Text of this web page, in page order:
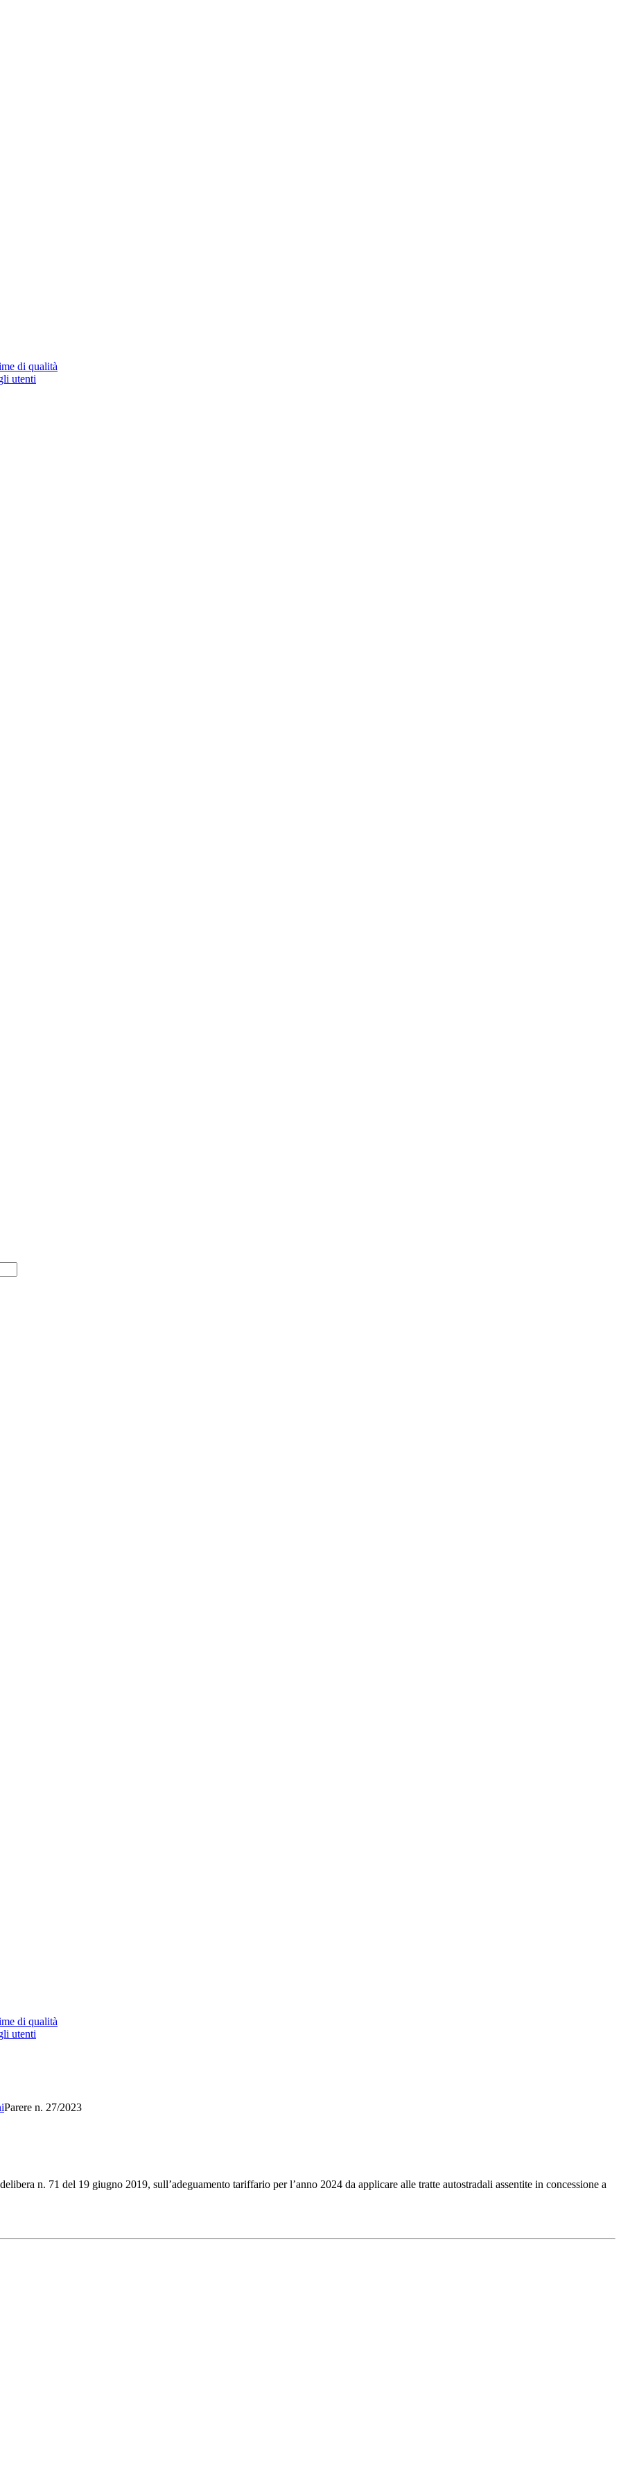
di qualità
utenti
di qualità
utenti
Parere n. 27/2023
n. 71 del 19 giugno 2019, sull’adeguamento tariffario per l’anno 2024 da applicare alle tratte autostradali assentite in concessione a